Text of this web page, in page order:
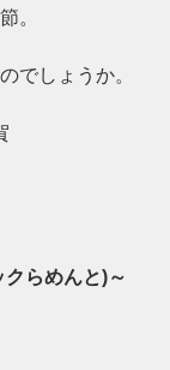
。
でしょうか。
らめんと)～